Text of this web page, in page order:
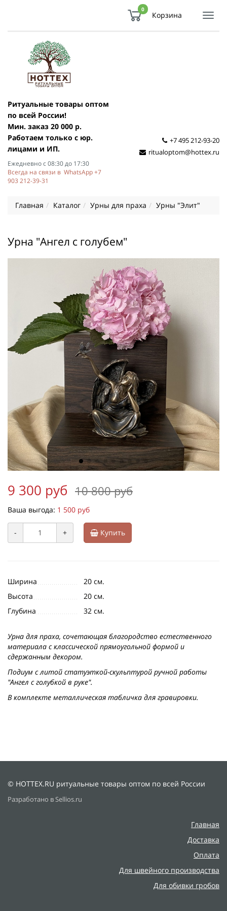
0
Корзина
Ритуальные товары оптом
по всей России!
Мин. заказ 20 000 р.
Работаем только с юр.
лицами и ИП.
Ежедневно с 08:30 до 17:30
Всегда на связи в WhatsApp +7
903 212-39-31
+7 495 212-93-20
ritualoptom@hottex.ru
Главная Каталог Урны для праха Урны "Элит"
Урна "Ангел с голубем"
9 300 руб 10 800 руб
Ваша выгода: 1 500 руб
- + Купить
Ширина
20 см.
Высота
20 см.
Глубина
32 см.
Урна для праха, сочетающая благородство естественного
материала с классической прямоугольной формой и
сдержанным декором.
Подиум с литой статуэткой-скульптурой ручной работы
"Ангел с голубкой в руке".
В комплекте металлическая табличка для гравировки.
© HOTTEX.RU ритуальные товары оптом по всей России
Разработано в Sellios.ru
Главная
Доставка
Оплата
Для швейного производства
Для обивки гробов